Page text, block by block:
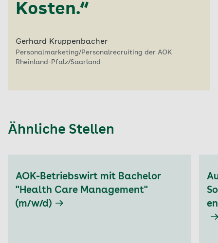
Kosten.“
Gerhard Kruppenbacher
Personalmarketing/Personalrecruiting der AOK
Rheinland-Pfalz/Saarland
Ähnliche Stellen
AOK-Betriebswirt mit Bachelor
"Health Care Management"
(m/w/d)